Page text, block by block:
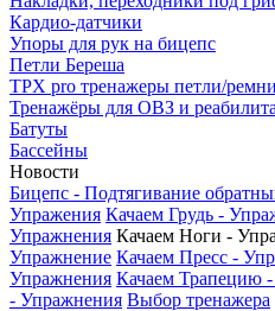
Кардио-датчики
Упоры для рук на бицепс
Петли Береша
TРX pro тренажеры петли/ремни
Тренажёры для ОВЗ и
Батуты
Бассейны
Новости
Бицепс - Подтягивание
Упражения Качаем Грудь -
Упражнения Качаем Ноги -
Упражнение Качаем Пресс -
Упражнения Качаем Трапецию
- Упражнения Выбор тренажера